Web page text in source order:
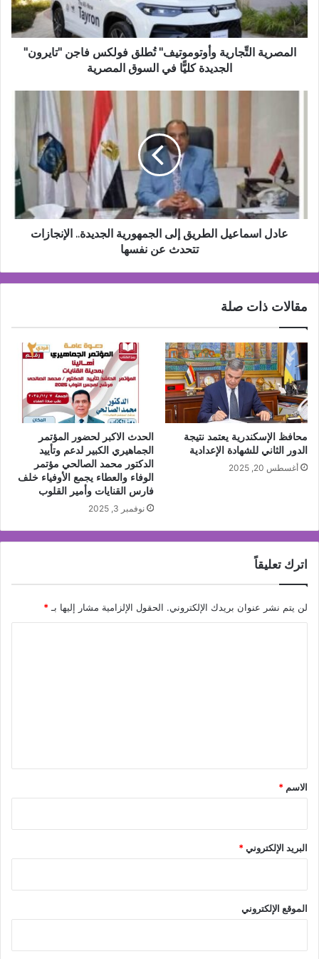
"تايرون"
الجديدة
كليًّا
المصرية التِّجارية وأوتوموتيف" تُطلق فولكس فاجن "تايرون"
الجديدة كليًّا في السوق المصرية
الجمهورية
الجديدة..
الإنجازات
تتحدث
عن
نفسهاعادل اسماعيل الطريق إلى الجمهورية الجديدة.. الإنجازات
تتحدث عن نفسها
مقالات ذات صلة
محافظ الإسكندرية يعتمد نتيجة
الدور الثاني للشهادة الإعدادية
أغسطس 20, 2025
الحدث الاكبر لحضور المؤتمر
الجماهيري الكبير لدعم وتأييد
الدكتور محمد الصالحي مؤتمر
الوفاء والعطاء يجمع الأوفياء خلف
فارس القنايات وأمير القلوب
نوفمبر 3, 2025
اترك تعليقاً
لن يتم نشر عنوان بريدك الإلكتروني. الحقول الإلزامية مشار إليها بـ *
*
الاسم *
البريد الإلكتروني*
الموقع الإلكتروني